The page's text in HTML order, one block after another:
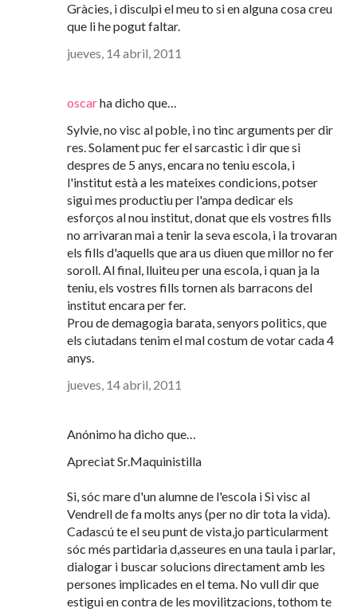
Gràcies, i disculpi el meu to si en alguna cosa creu
que li he pogut faltar.
jueves, 14 abril, 2011
oscarha dicho que…
Sylvie, no visc al poble, i no tinc arguments per dir
res. Solament puc fer el sarcastic i dir que si
despres de 5 anys, encara no teniu escola, i
l'institut està a les mateixes condicions, potser
sigui mes productiu per l'ampa dedicar els
esforços al nou institut, donat que els vostres fills
no arrivaran mai a tenir la seva escola, i la trovaran
els fills d'aquells que ara us diuen que millor no fer
soroll. Al final, lluiteu per una escola, i quan ja la
teniu, els vostres fills tornen als barracons del
institut encara per fer.
Prou de demagogia barata, senyors politics, que
els ciutadans tenim el mal costum de votar cada 4
anys.
jueves, 14 abril, 2011
Anónimo ha dicho que…
Apreciat Sr.Maquinistilla
Si, sóc mare d'un alumne de l'escola i Si visc al
Vendrell de fa molts anys (per no dir tota la vida).
Cadascú te el seu punt de vista,jo particularment
sóc més partidaria d,asseures en una taula i parlar,
dialogar i buscar solucions directament amb les
persones implicades en el tema. No vull dir que
estigui en contra de les movilitzacions, tothom te